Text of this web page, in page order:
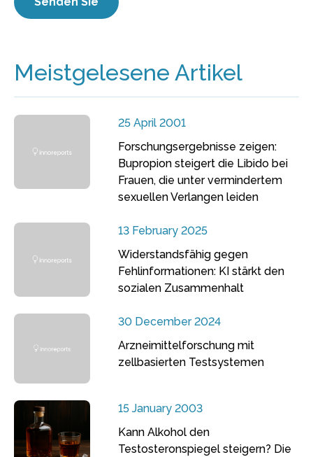
Meistgelesene Artikel
25 April 2001
Forschungsergebnisse zeigen:
Bupropion steigert die Libido bei
Frauen, die unter vermindertem
sexuellen Verlangen leiden
13 February 2025
Widerstandsfähig gegen
Fehlinformationen: KI stärkt den
sozialen Zusammenhalt
30 December 2024
Arzneimittelforschung mit
zellbasierten Testsystemen
15 January 2003
Kann Alkohol den
Testosteronspiegel steigern? Die